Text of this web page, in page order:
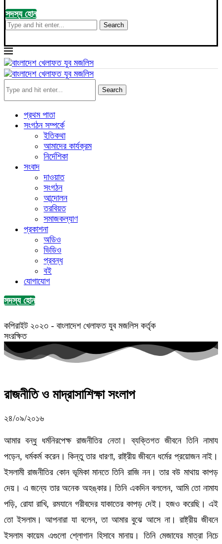
সদস্য হোন
Search
Search
প্রথম পাতা
সংগঠন সম্পর্কে
ইতিকথা
আমাদের কার্যক্রম
নির্দেশিকা
সংবাদ
দাওয়াত
সংগঠন
আন্দোলন
তরবিয়ত
সমাজকল্যাণ
প্রকাশনা
অডিও
ভিডিও
প্রবন্ধ
বই
যোগাযোগ
সদস্য হোন
কপিরাইট ২০২৩ - বাংলাদেশ খেলাফত যুব মজলিস কর্তৃক
সংরক্ষিত
রাজনীতি ও মাদ্রাসাশিক্ষা সংলাপ
২৪/০৯/২০১৬
আমার বন্ধু ধর্মনিরপেক্ষ রাজনীতির নেতা। ব্যক্তিগত জীবনে তিনি নামায
পড়েন, ধর্মকর্ম করেন। কিন্তু তার ধারণা, রাষ্ট্রীয় জীবনে ধর্মের প্রয়োজন নাই।
ইসলামী রাজনীতির কোন ভূমিকা মানতে তিনি রাজি নন। তার বউ মাথায় কাপড়
দেয়। এ জন্যে তার অনেক অহঙ্কার। তিনি একদিন বললেন, আমি তো নামায
পড়ি, রোযা রাখি, রমযানে গরীবদের যাকাতের কাপড় দেই। হজও করেছি। এই
তো ইসলাম। আপনারা যা বলেন, তা আমার বুঝে আসে না। রাষ্ট্রীয় জীবনে
ইসলাম কায়েম এগুলো শ্লোগান হিসাবে মানায়। তিনি মেজাযের মাত্রা নিচে